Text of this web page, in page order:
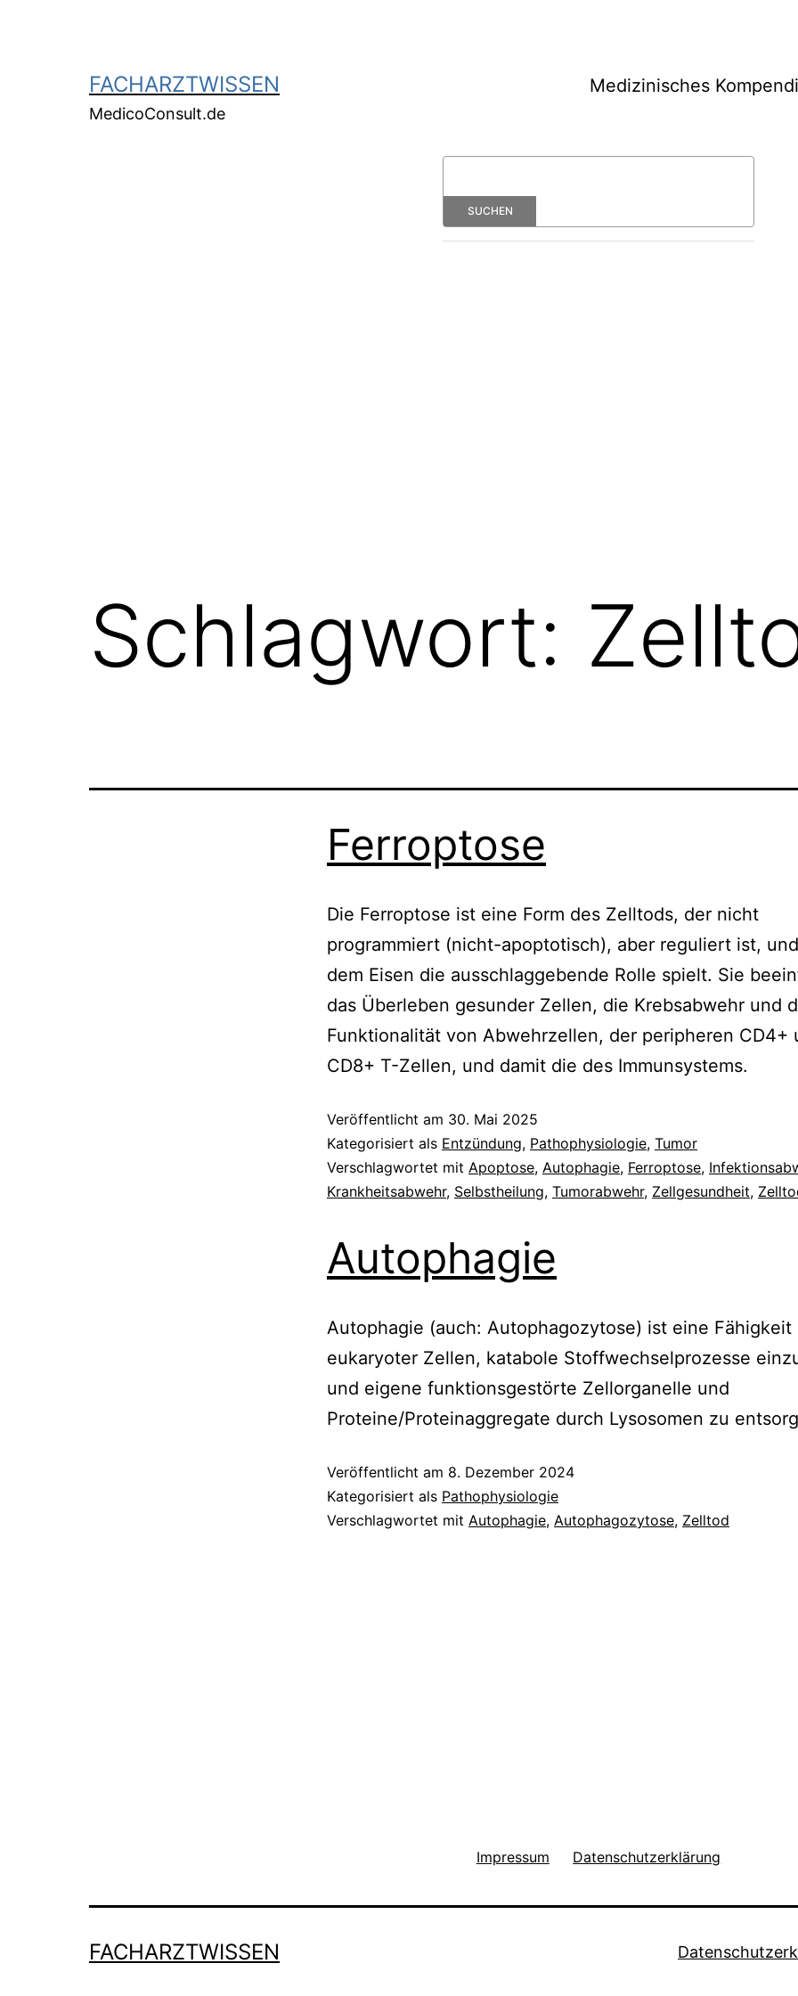
FACHARZTWISSEN
MedicoConsult.de
Medizinisches
Schlagwort:
Ferroptose
Die Ferroptose ist eine Form des Zelltods, der nicht
programmiert (nicht-apoptotisch), aber reguliert ist,
dem Eisen die ausschlaggebende Rolle spielt. Sie
das Überleben gesunder Zellen, die Krebsabwehr und
Funktionalität von Abwehrzellen, der peripheren CD4+
CD8+ T-Zellen, und damit die des Immunsystems.
Veröffentlicht am 30. Mai 2025
Kategorisiert als Entzündung, Pathophysiologie, Tumor
Verschlagwortet mit Apoptose, Autophagie, Ferroptose,
Krankheitsabwehr, Selbstheilung, Tumorabwehr, Zellgesundheit,
Autophagie
Autophagie (auch: Autophagozytose) ist eine Fähigkeit
eukaryoter Zellen, katabole Stoffwechselprozesse
und eigene funktionsgestörte Zellorganelle und
Proteine/Proteinaggregate durch Lysosomen zu
Veröffentlicht am 8. Dezember 2024
Kategorisiert als Pathophysiologie
Verschlagwortet mit Autophagie, Autophagozytose, Zelltod
Impressum Datenschutzerklärung
FACHARZTWISSEN